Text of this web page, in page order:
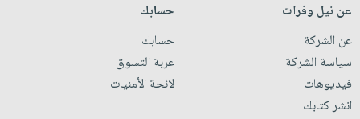
عن نيل وفرات
عن الشركة
سياسة الشركة
فيديوهات
انشر كتابك
حسابك
حسابك
عربة التسوق
لائحة الأمنيات